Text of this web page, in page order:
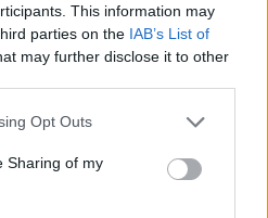
This information may
parties on the IAB’s List of
may further disclose it to other
Opt Outs
Sharing of my